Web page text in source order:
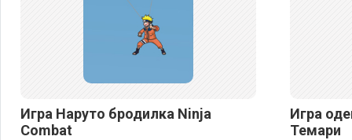
Игра Наруто бродилка Ninja
Combat
Игра
Темари